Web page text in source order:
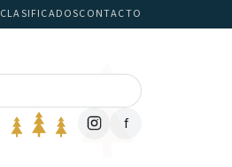
CLASIFICADOSCONTACTO
f